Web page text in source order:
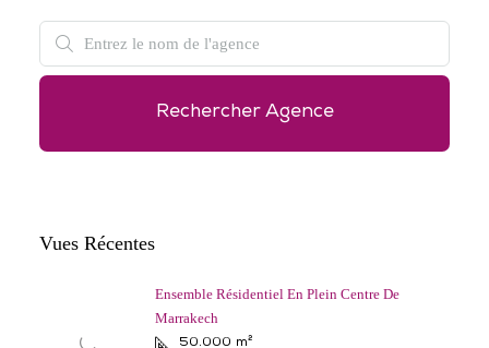
Rechercher Agence
Vues Récentes
Ensemble Résidentiel En Plein Centre De
Marrakech
50.000 m²